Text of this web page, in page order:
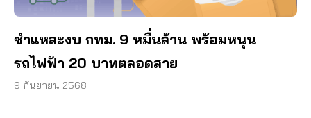
ชำแหละงบ กทม. 9 หมื่นล้าน พร้อมหนุน
รถไฟฟ้า 20 บาทตลอดสาย
9 กันยายน 2568